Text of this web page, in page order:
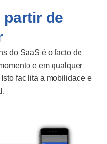
partir de
do SaaS é o facto de
e em qualquer
facilita a mobilidade e